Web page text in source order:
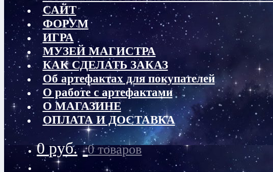
САЙТ
ФОРУМ
ИГРА
МУЗЕЙ МАГИСТРА
КАК СДЕЛАТЬ ЗАКАЗ
Об артефактах для покупателей
О работе с артефактами
О МАГАЗИНЕ
ОПЛАТА И ДОСТАВКА
0руб. 0 товаров